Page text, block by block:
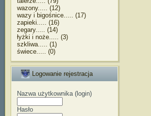
wazony..... (12)
wazy i bigośnice..... (17)
zapieki..... (16)
zegary..... (14)
łyżki i noże..... (3)
szkliwa..... (1)
świece..... (0)
Logowanie rejestracja
Nazwa użytkownika (login)
Hasło